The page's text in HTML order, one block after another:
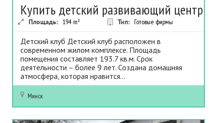
Купить детский развивающий центр
Площадь: 194 m² Тип: Готовые фирмы
Детский клуб Детский клуб расположен в
современном жилом комплексе. Площадь
помещения составляет 193.7 кв.м. Срок
деятельности – более 9 лет. Создана домашняя
атмосфера, которая нравится...
Минск